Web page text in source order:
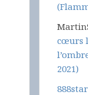
cœurs
2021)